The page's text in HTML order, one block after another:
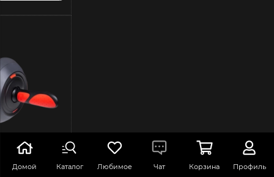
Домой Каталог Любимое Чат Корзина Профиль